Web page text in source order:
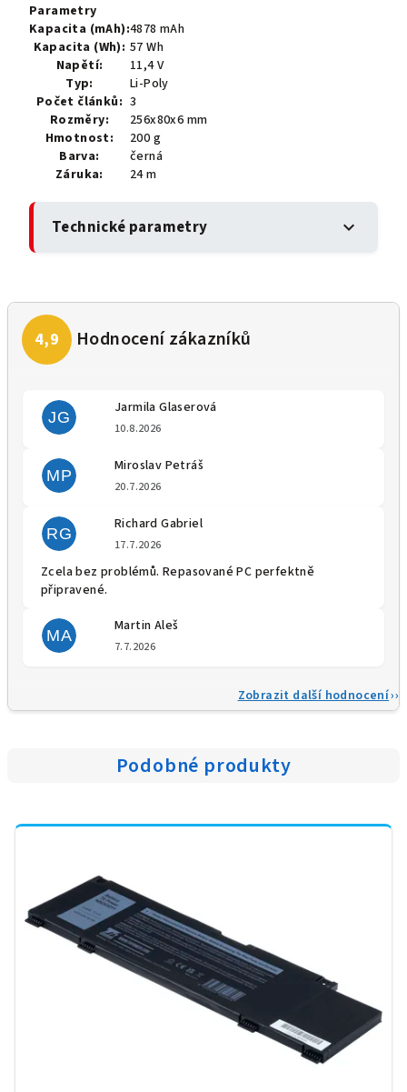
Parametry
Kapacita (mAh):4878 mAh
Kapacita (Wh): 57 Wh
Napětí:
11,4 V
Typ:
Li-Poly
Počet článků: 3
Rozměry:
256x80x6 mm
Hmotnost:
200 g
Barva:
černá
Záruka:
24 m
Technické parametry expand_more
JG
Jarmila Glaserová
10.8.2026
MP
Miroslav Petráš
20.7.2026
RG
Richard Gabriel
17.7.2026
Zcela bez problémů. Repasované PC perfektně
připravené.
MA
Martin Aleš
7.7.2026
Zobrazit další hodnocení
Podobné produkty